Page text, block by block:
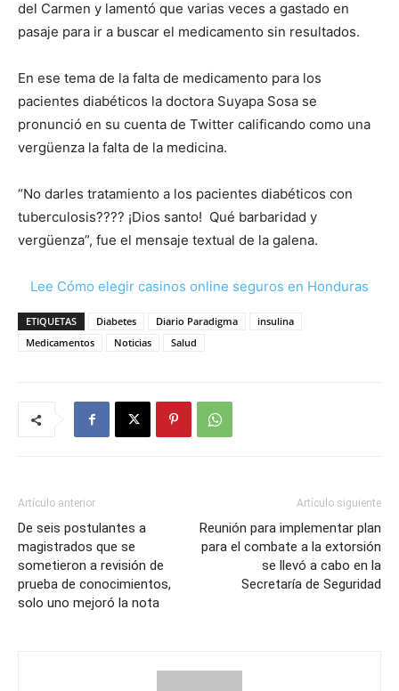
del Carmen y lamentó que varias veces a gastado en
pasaje para ir a buscar el medicamento sin resultados.
En ese tema de la falta de medicamento para los
pacientes diabéticos la doctora Suyapa Sosa se
pronunció en su cuenta de Twitter calificando como una
vergüenza la falta de la medicina.
“No darles tratamiento a los pacientes diabéticos con
tuberculosis???? ¡Dios santo! Qué barbaridad y
vergüenza”, fue el mensaje textual de la galena.
Lee Cómo elegir casinos online seguros en Honduras
ETIQUETAS Diabetes Diario Paradigma
insulina
Medicamentos
Noticias Salud
Artículo anterior
De seis postulantes a
magistrados que se
sometieron a revisión de
prueba de conocimientos,
solo uno mejoró la nota
Artículo siguiente
Reunión para implementar plan
para el combate a la extorsión
se llevó a cabo en la
Secretaría de Seguridad